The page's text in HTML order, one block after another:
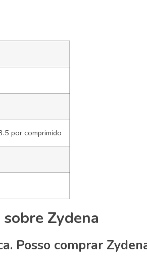
por comprimido
Zydena
Posso comprar